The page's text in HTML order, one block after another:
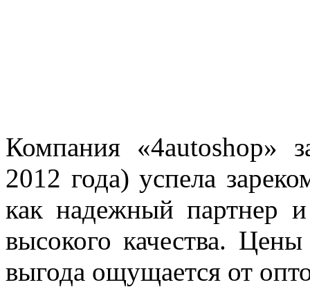
Компания «4autoshop»
2012 года) успела
как надежный партнер
высокого качества.
выгода ощущается от